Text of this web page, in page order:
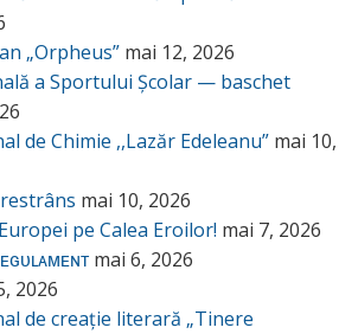
„Orpheus” mai 12, 2026
a Sportului Școlar — baschet
de Chimie ,,Lazăr Edeleanu” mai 10,
mai 10, 2026
pe Calea Eroilor! mai 7, 2026
mai 6, 2026
2026
de creație literară „Tinere